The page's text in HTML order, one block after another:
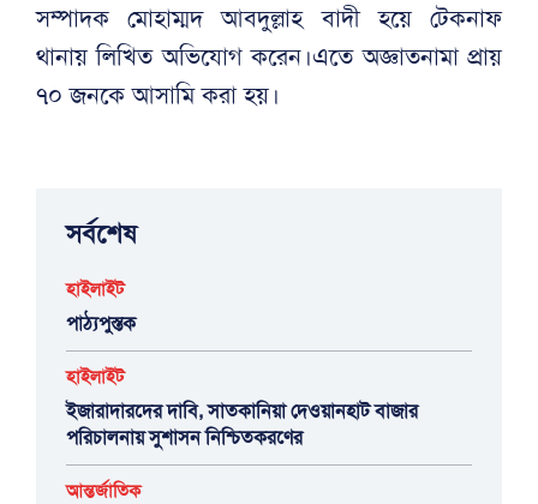
সম্পাদক মোহাম্মদ আবদুল্লাহ বাদী হয়ে টেকনাফ
থানায় লিখিত অভিযোগ করেন।এতে অজ্ঞাতনামা প্রায়
৭০ জনকে আসামি করা হয়।
সর্বশেষ
হাইলাইট
পাঠ্যপুস্তক
হাইলাইট
ইজারাদারদের দাবি, সাতকানিয়া দেওয়ানহাট বাজার
পরিচালনায় সুশাসন নিশ্চিতকরণের
আন্তর্জাতিক